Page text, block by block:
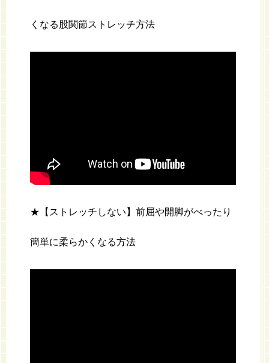
くなる股関節ストレッチ方法
★【ストレッチしない】前屈や開脚がべったり
簡単に柔らかくなる方法